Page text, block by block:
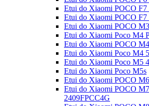
Etui do Xiaomi POCO F7
Etui do Xiaomi POCO F7
Etui do Xiaomi POCO
Etui do Xiaomi Poco M4
Etui do Xiaomi POCO
Etui do Xiaomi Poco M4
Etui do Xiaomi Poco M5
Etui do Xiaomi Poco M5s
Etui do Xiaomi POCO
Etui do Xiaomi POCO
2409FPCC4G